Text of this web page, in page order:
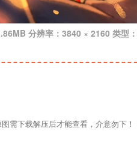
分辨率：3840 × 2160 类型
需下载解压后才能查看，介意勿下！